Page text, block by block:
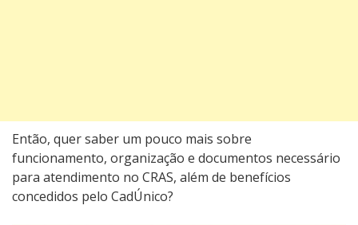
Então, quer saber um pouco mais sobre
funcionamento, organização e documentos necessário
para atendimento no CRAS, além de benefícios
concedidos pelo CadÚnico?